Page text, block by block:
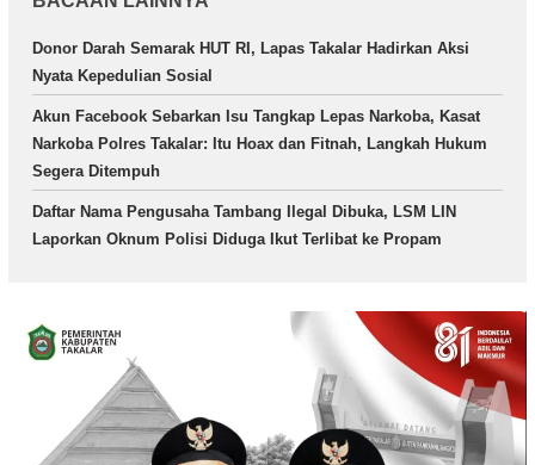
Donor Darah Semarak HUT RI, Lapas Takalar Hadirkan Aksi
Nyata Kepedulian Sosial
Akun Facebook Sebarkan Isu Tangkap Lepas Narkoba, Kasat
Narkoba Polres Takalar: Itu Hoax dan Fitnah, Langkah Hukum
Segera Ditempuh
Daftar Nama Pengusaha Tambang Ilegal Dibuka, LSM LIN
Laporkan Oknum Polisi Diduga Ikut Terlibat ke Propam